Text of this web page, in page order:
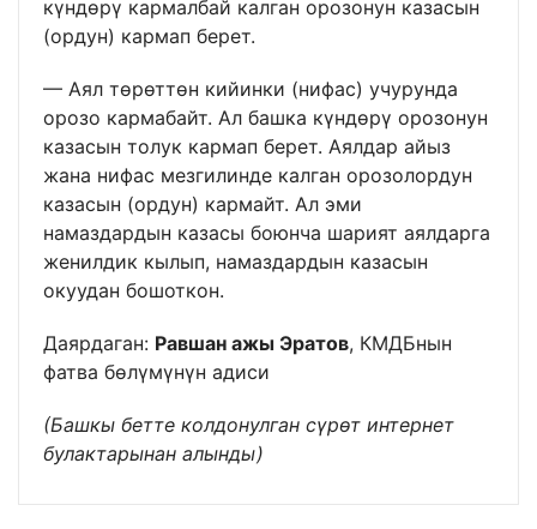
күндөрү кармалбай калган орозонун казасын
(ордун) кармап берет.
— Аял төрөттөн кийинки (нифас) учурунда
орозо кармабайт. Ал башка күндөрү орозонун
казасын толук кармап берет. Аялдар айыз
жана нифас мезгилинде калган орозолордун
казасын (ордун) кармайт. Ал эми
намаздардын казасы боюнча шарият аялдарга
женилдик кылып, намаздардын казасын
окуудан бошоткон.
Даярдаган: Равшан ажы Эратов, КМДБнын
фатва бөлүмүнүн адиси
(Башкы бетте колдонулган сүрөт интернет
булактарынан алынды)